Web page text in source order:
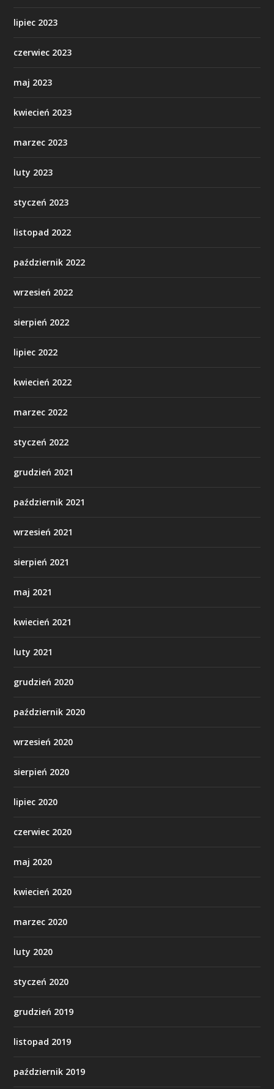
lipiec 2023
czerwiec 2023
maj 2023
kwiecień 2023
marzec 2023
luty 2023
styczeń 2023
listopad 2022
październik 2022
wrzesień 2022
sierpień 2022
lipiec 2022
kwiecień 2022
marzec 2022
styczeń 2022
grudzień 2021
październik 2021
wrzesień 2021
sierpień 2021
maj 2021
kwiecień 2021
luty 2021
grudzień 2020
październik 2020
wrzesień 2020
sierpień 2020
lipiec 2020
czerwiec 2020
maj 2020
kwiecień 2020
marzec 2020
luty 2020
styczeń 2020
grudzień 2019
listopad 2019
październik 2019